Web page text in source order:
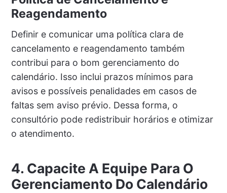
Reagendamento
Definir e comunicar uma política clara de
cancelamento e reagendamento também
contribui para o bom gerenciamento do
calendário. Isso inclui prazos mínimos para
avisos e possíveis penalidades em casos de
faltas sem aviso prévio. Dessa forma, o
consultório pode redistribuir horários e otimizar
o atendimento.
4. Capacite A Equipe Para O
Gerenciamento Do Calendário